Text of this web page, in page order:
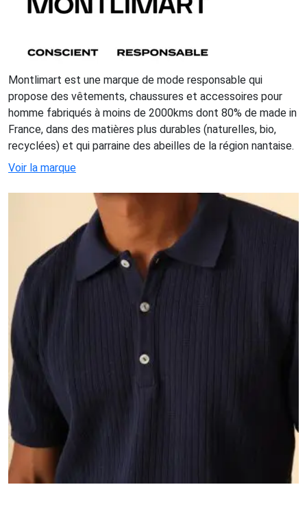
Montlimart est une marque de mode responsable qui
propose des vêtements, chaussures et accessoires pour
homme fabriqués à moins de 2000kms dont 80% de made in
France, dans des matières plus durables (naturelles, bio,
recyclées) et qui parraine des abeilles de la région nantaise.
Voir la marque